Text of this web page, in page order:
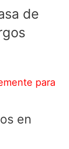
de
para
en